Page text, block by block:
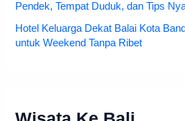
Pendek, Tempat Duduk, dan Tips
Hotel Keluarga Dekat Balai Kota
untuk Weekend Tanpa Ribet